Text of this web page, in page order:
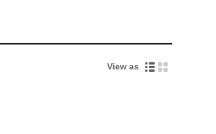
View as